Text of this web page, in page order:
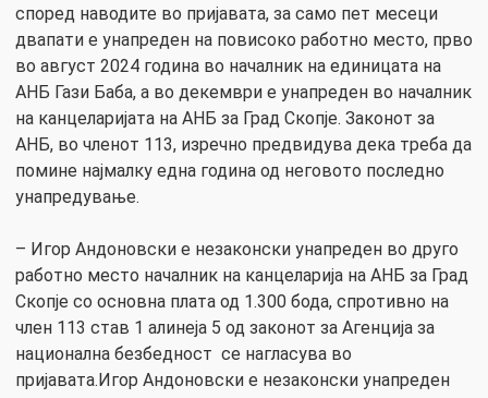
според наводите во пријавата, за само пет месеци
двапати е унапреден на повисоко работно место, прво
во август 2024 година во началник на единицата на
АНБ Гази Баба, а во декември е унапреден во началник
на канцеларијата на АНБ за Град Скопје. Законот за
АНБ, во членот 113, изречно предвидува дека треба да
помине најмалку една година од неговото последно
унапредување.
– Игор Андоновски е незаконски унапреден во друго
работно место началник на канцеларија на АНБ за Град
Скопје со основна плата од 1.300 бода, спротивно на
член 113 став 1 алинеја 5 од законот за Агенција за
национална безбедност се нагласува во
пријавата.Игор Андоновски е незаконски унапреден